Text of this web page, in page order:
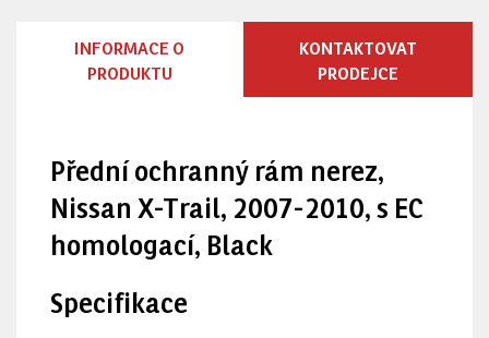
INFORMACE O
PRODUKTU
KONTAKTOVAT
PRODEJCE
Přední ochranný rám nerez,
Nissan X-Trail, 2007-2010, s EC
homologací, Black
Specifikace